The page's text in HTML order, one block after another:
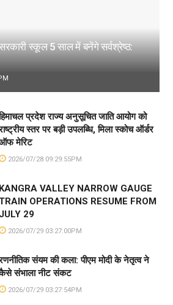
स्कूल 5 साल में बनेंगे सर्वश्रेष्ठ:
प्रदेश राज्य अनुसूचित जाति आयोग को
स्तर पर बड़ी उपलब्धि, मिला स्कोच ऑर्डर
मेरिट
2026/07/28 09:29:55PM
KANGRA VALLEY NARROW GAUGE
TRAIN OPERATIONS RESUME FROM
JULY 29
2026/07/29 03:27:00PM
संयम की कला: पीएम मोदी के नेतृत्व ने
संभाला नीट संकट
2026/07/29 03:27:54PM